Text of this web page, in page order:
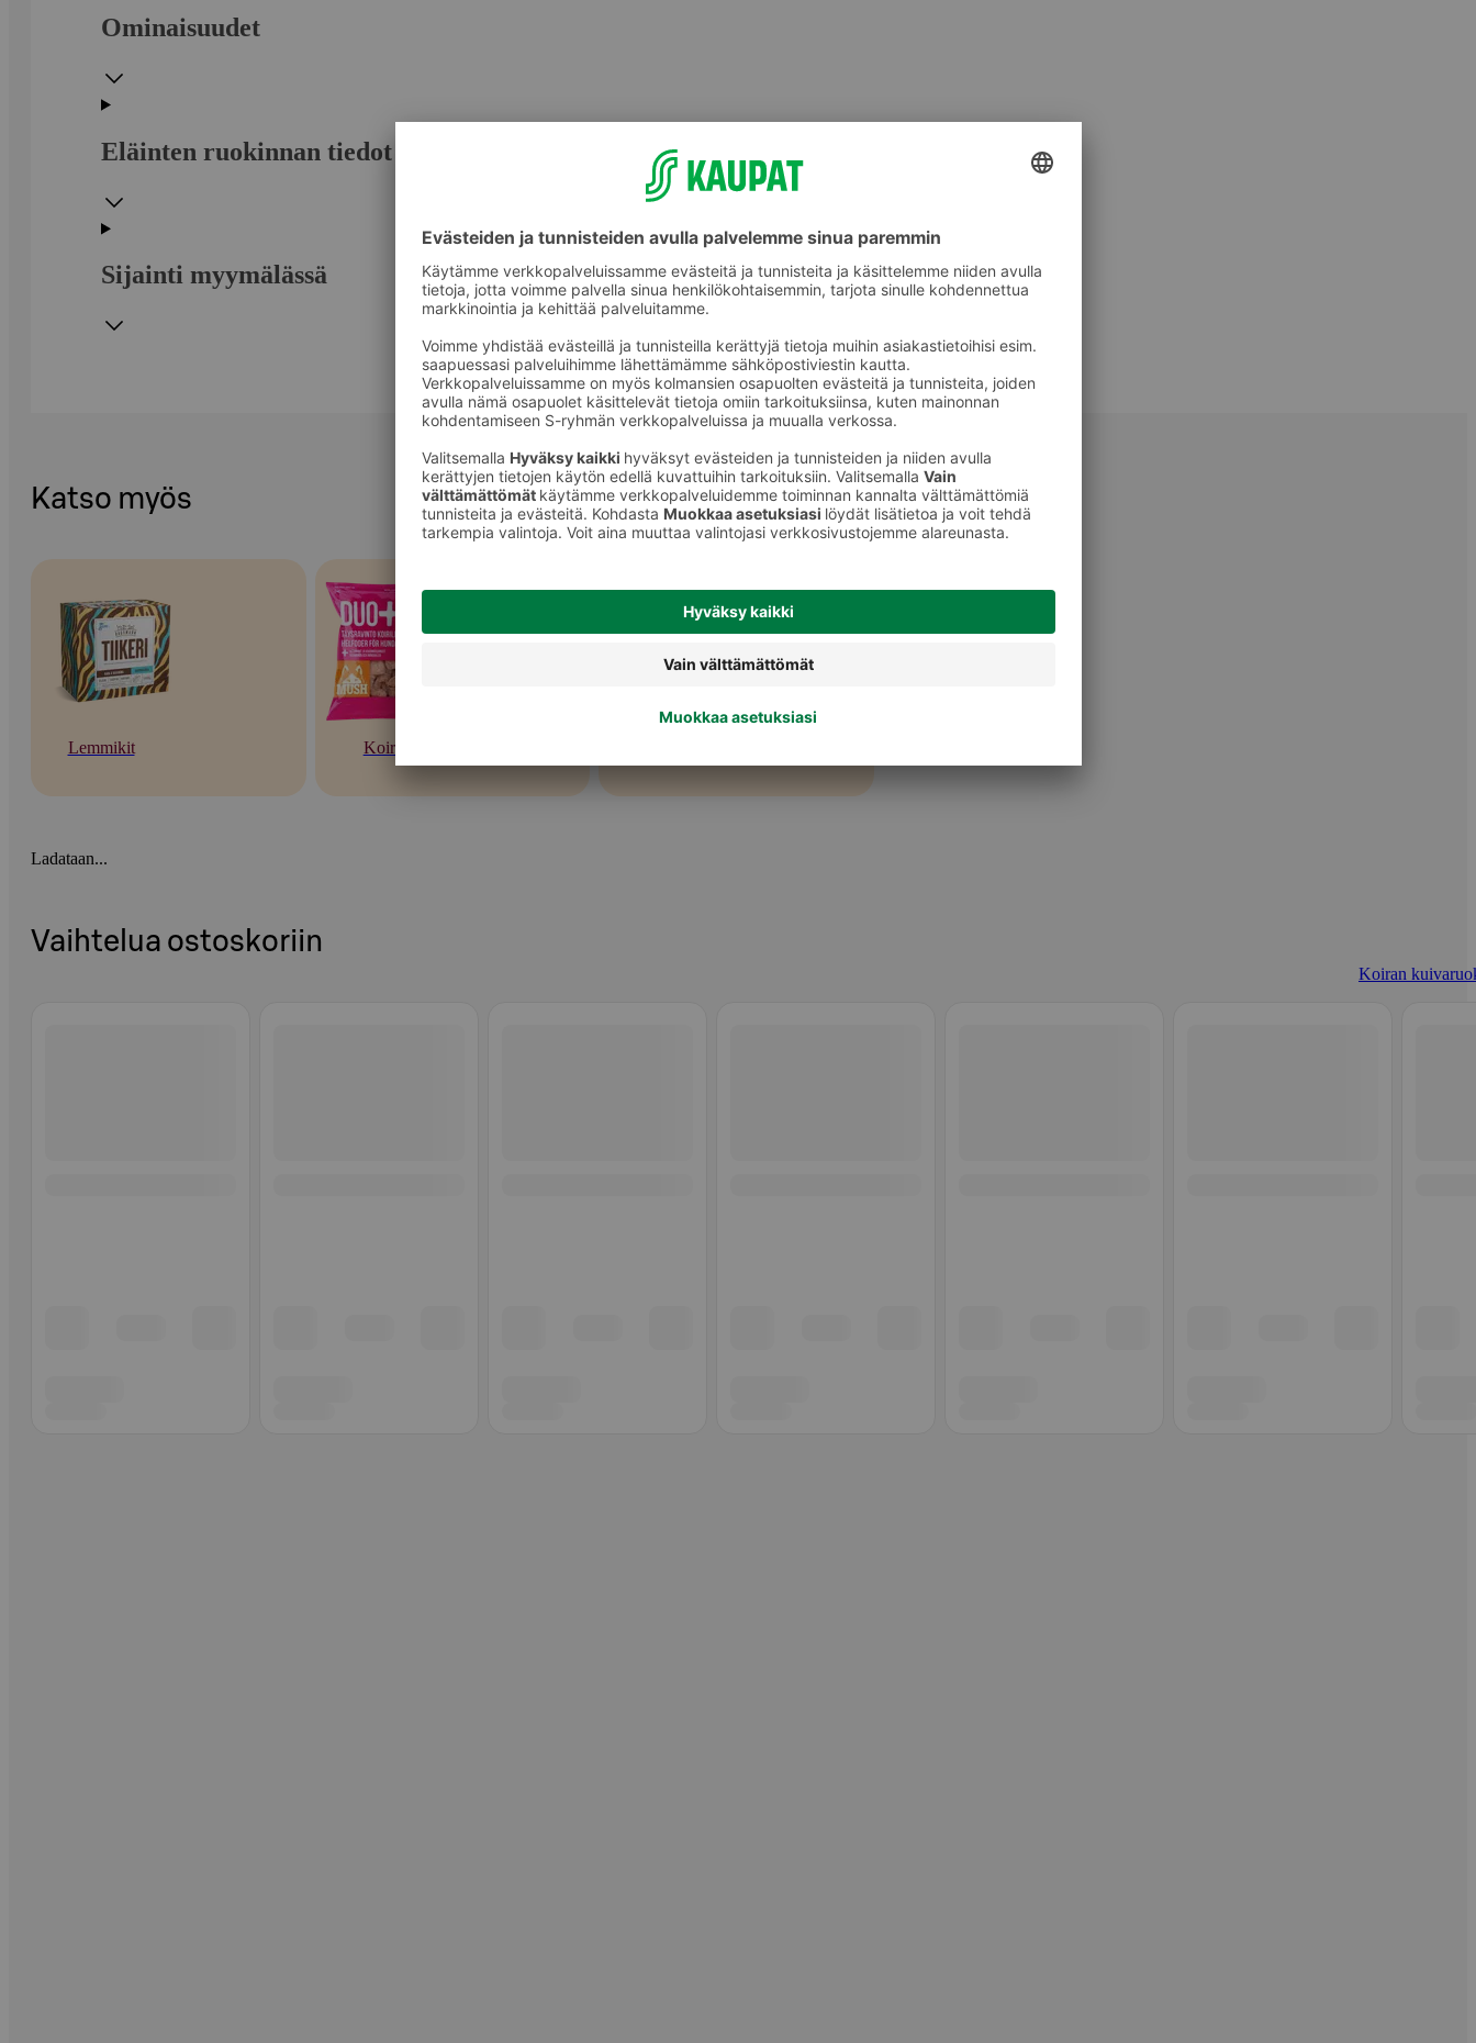
Ominaisuudet
Eläinten ruokinnan tiedot
Sijainti myymälässä
Katso myös
Lemmikit Koirat
Ladataan...
Vaihtelua ostoskoriin
Koiran